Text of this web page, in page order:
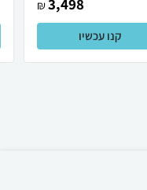
3,498
₪
קנו עכשיו